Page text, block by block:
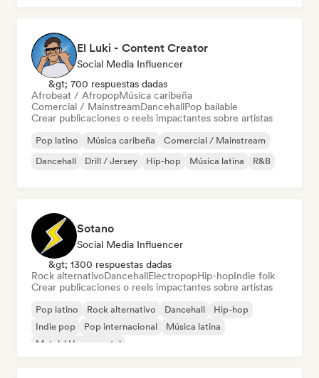
El Luki - Content Creator
Social Media Influencer
&gt; 700 respuestas dadas
Afrobeat / AfropopMúsica caribeña
Comercial / MainstreamDancehallPop bailable
Crear publicaciones o reels impactantes sobre artistas
Pop latino Música caribeña
Comercial / Mainstream
Dancehall
Drill / Jersey Hip-hop Música latina R&B
Sotano
Social Media Influencer
&gt; 1300 respuestas dadas
Rock alternativoDancehallElectropopHip-hopIndie folk
Crear publicaciones o reels impactantes sobre artistas
Pop latino Rock alternativo Dancehall
Hip-hop
Indie pop
Pop internacional
Música latina
Metal / Heavy metal